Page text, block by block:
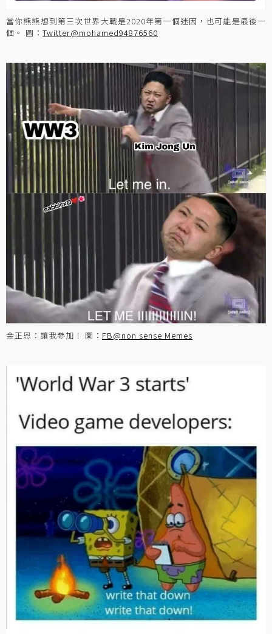
當你熊熊想到第三次世界大戰是2020年第一個迷因，也可能是最後一
個。 圖： Twitter@mohamed94876560
金正恩：讓我參加！ 圖： FB@non sense Memes